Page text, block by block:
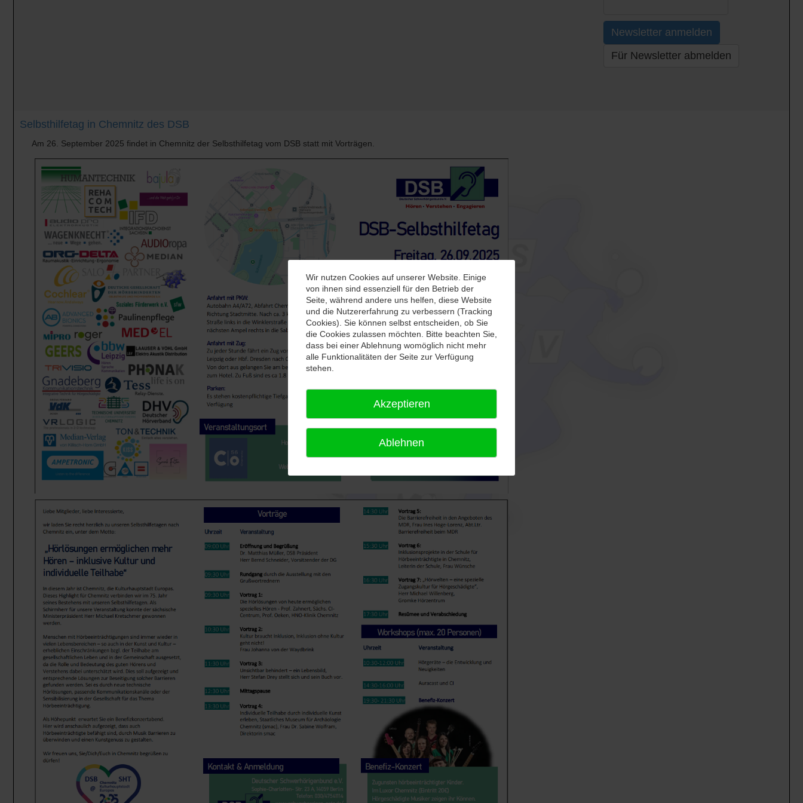
Newsletter anmelden
Für Newsletter abmelden
Selbsthilfetag in Chemnitz des DSB
Am 26. September 2025 findet in Chemnitz der Selbsthilfetag vom DSB statt mit Vorträgen.
Wir nutzen Cookies auf unserer Website. Einige
von ihnen sind essenziell für den Betrieb der
Seite, während andere uns helfen, diese Website
und die Nutzererfahrung zu verbessern (Tracking
Cookies). Sie können selbst entscheiden, ob Sie
die Cookies zulassen möchten. Bitte beachten Sie,
dass bei einer Ablehnung womöglich nicht mehr
alle Funktionalitäten der Seite zur Verfügung
stehen.
Akzeptieren
Ablehnen